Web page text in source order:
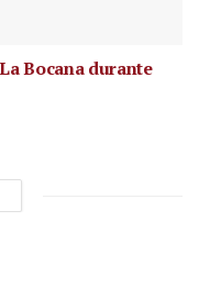
Bocana durante